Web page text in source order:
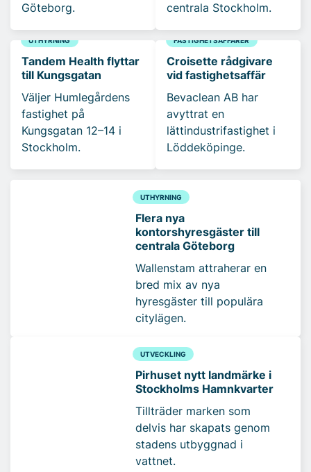
Göteborg.
centrala Stockholm.
UTHYRNING
Tandem Health flyttar
till Kungsgatan
Väljer Humlegårdens
fastighet på
Kungsgatan 12–14 i
Stockholm.
FASTIGHETSAFFÄRER
Croisette rådgivare
vid fastighetsaffär
Bevaclean AB har
avyttrat en
lättindustrifastighet i
Löddeköpinge.
UTHYRNING
Flera nya
kontorshyresgäster till
centrala Göteborg
Wallenstam attraherar en
bred mix av nya
hyresgäster till populära
citylägen.
UTVECKLING
Pirhuset nytt landmärke i
Stockholms Hamnkvarter
Tillträder marken som
delvis har skapats genom
stadens utbyggnad i
vattnet.